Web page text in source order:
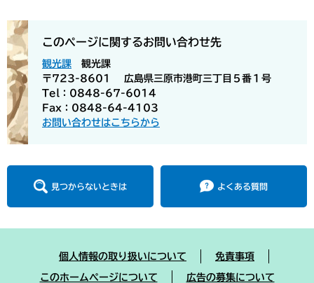
このページに関するお問い合わせ先
観光課
観光課
〒723-8601
広島県三原市港町三丁目５番１号
Tel：0848-67-6014
Fax：0848-64-4103
お問い合わせはこちらから
見つからないときは よくある質問
個人情報の取り扱いについて 免責事項
このホームページについて 広告の募集について